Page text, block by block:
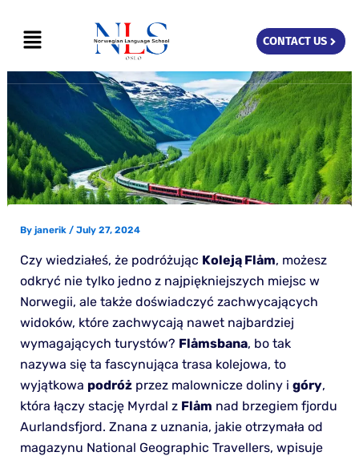
content
Menu CONTACT US
By janerik / July 27, 2024
Czy wiedziałeś, że podróżując Koleją Flåm, możesz
odkryć nie tylko jedno z najpiękniejszych miejsc w
Norwegii, ale także doświadczyć zachwycających
widoków, które zachwycają nawet najbardziej
wymagających turystów? Flåmsbana, bo tak
nazywa się ta fascynująca trasa kolejowa, to
wyjątkowa podróżprzez malownicze doliny i góry,
która łączy stację Myrdal z Flåm nad brzegiem fjordu
Aurlandsfjord. Znana z uznania, jakie otrzymała od
magazynu National Geographic Travellers, wpisuje